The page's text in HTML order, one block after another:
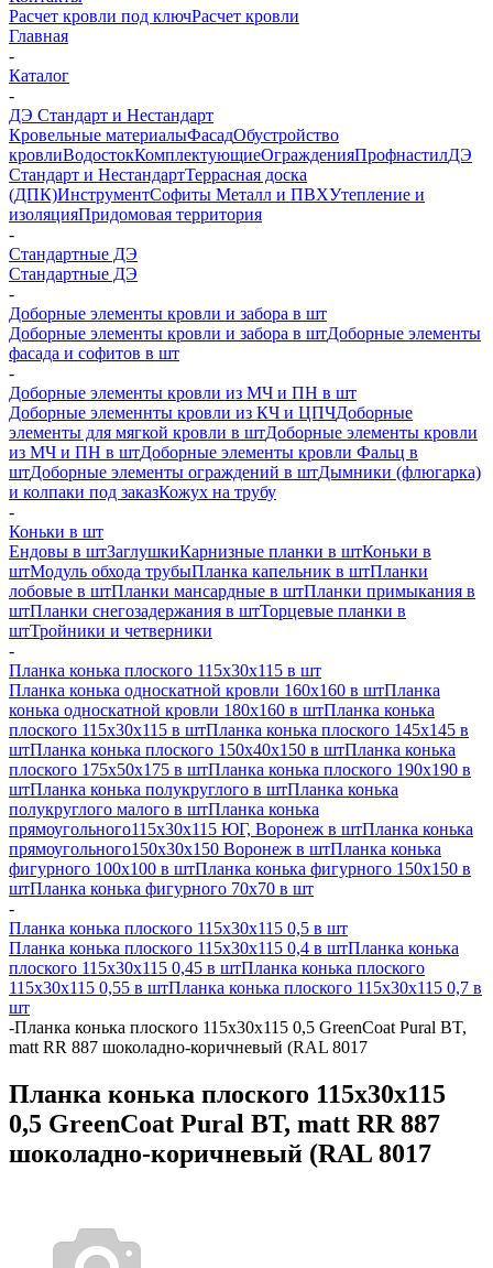
Расчет кровли под ключРасчет кровли
Главная
-
Каталог
-
ДЭ Стандарт и Нестандарт
Кровельные материалыФасадОбустройство
кровлиВодостокКомплектующиеОгражденияПрофнастилДЭ
Стандарт и НестандартТеррасная доска
(ДПК)ИнструментСофиты Металл и ПВХУтепление и
изоляцияПридомовая территория
-
Стандартные ДЭ
Стандартные ДЭ
-
Доборные элементы кровли и забора в шт
Доборные элементы кровли и забора в штДоборные элементы
фасада и софитов в шт
-
Доборные элементы кровли из МЧ и ПН в шт
Доборные элеменнты кровли из КЧ и ЦПЧДоборные
элементы для мягкой кровли в штДоборные элементы кровли
из МЧ и ПН в штДоборные элементы кровли Фальц в
штДоборные элементы ограждений в штДымники (флюгарка)
и колпаки под заказКожух на трубу
-
Коньки в шт
Ендовы в штЗаглушкиКарнизные планки в штКоньки в
штМодуль обхода трубыПланка капельник в штПланки
лобовые в штПланки мансардные в штПланки примыкания в
штПланки снегозадержания в штТорцевые планки в
штТройники и четверники
-
Планка конька плоского 115х30х115 в шт
Планка конька односкатной кровли 160х160 в штПланка
конька односкатной кровли 180х160 в штПланка конька
плоского 115х30х115 в штПланка конька плоского 145х145 в
штПланка конька плоского 150х40х150 в штПланка конька
плоского 175х50х175 в штПланка конька плоского 190х190 в
штПланка конька полукруглого в штПланка конька
полукруглого малого в штПланка конька
прямоугольного115х30х115 ЮГ, Воронеж в штПланка конька
прямоугольного150х30х150 Воронеж в штПланка конька
фигурного 100x100 в штПланка конька фигурного 150x150 в
штПланка конька фигурного 70x70 в шт
-
Планка конька плоского 115х30х115 0,5 в шт
Планка конька плоского 115х30х115 0,4 в штПланка конька
плоского 115х30х115 0,45 в штПланка конька плоского
115х30х115 0,55 в штПланка конька плоского 115х30х115 0,7 в
шт
-Планка конька плоского 115х30х115 0,5 GreenCoat Pural BT,
matt RR 887 шоколадно-коричневый (RAL 8017
Планка конька плоского 115х30х115
0,5 GreenCoat Pural BT, matt RR 887
шоколадно-коричневый (RAL 8017